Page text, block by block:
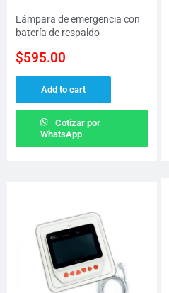
Lámpara de emergencia con
batería de respaldo
$595.00
Add to cart
Cotizar por
WhatsApp